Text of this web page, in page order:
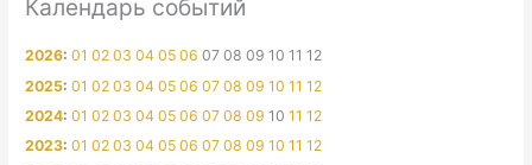
Календарь событий
2026:01 02 03 04 05 06 07 08 09 10 11 12
2025:01 02 03 04 05 06 07 08 09 10 11 12
2024:01 02 03 04 05 06 07 08 09 10 11 12
2023:01 02 03 04 05 06 07 08 09 10 11 12